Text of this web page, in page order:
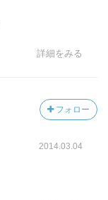
詳細をみる
フォロー
2014.03.04